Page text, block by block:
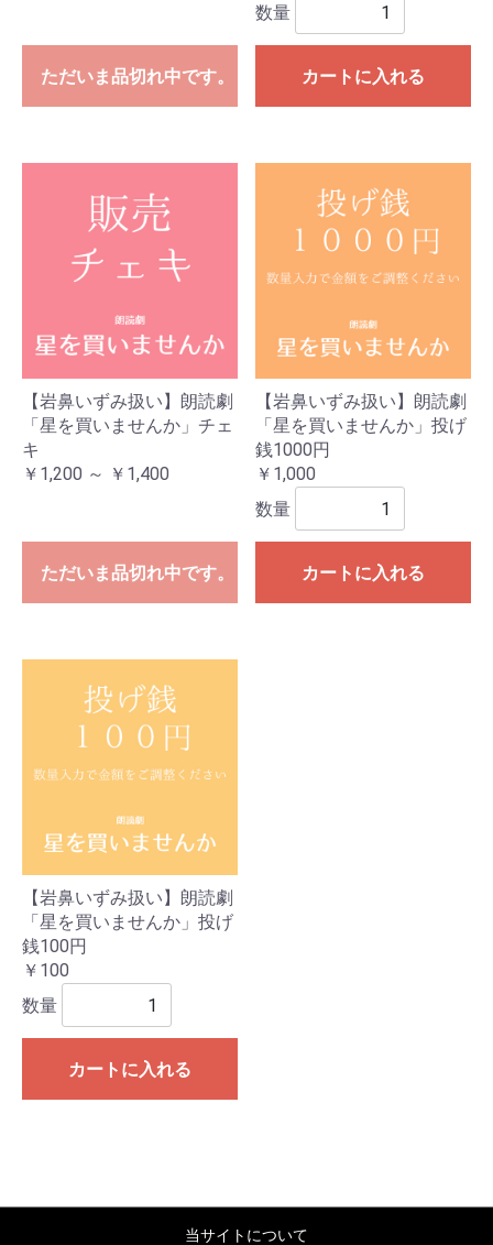
ただいま品切れ中です。
数量
カートに入れる
【岩鼻いずみ扱い】朗読劇
「星を買いませんか」チェ
キ
￥1,200 ～ ￥1,400
ただいま品切れ中です。
【岩鼻いずみ扱い】朗読劇
「星を買いませんか」投げ
銭1000円
￥1,000
数量
カートに入れる
【岩鼻いずみ扱い】朗読劇
「星を買いませんか」投げ
銭100円
￥100
数量
カートに入れる
当サイトについて